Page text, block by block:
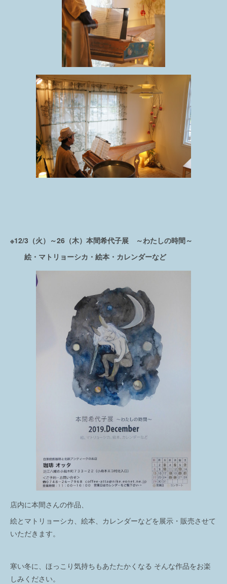
※12/3（火）～26（木）本間希代子展 ～わたしの時間～
絵・マトリョーシカ・絵本・カレンダーなど
店内に本間さんの作品、
絵とマトリョーシカ、絵本、カレンダーなどを展示・販売させて
いただきます。
寒い冬に、ほっこり気持ちもあたたかくなる そんな作品をお楽
しみください。